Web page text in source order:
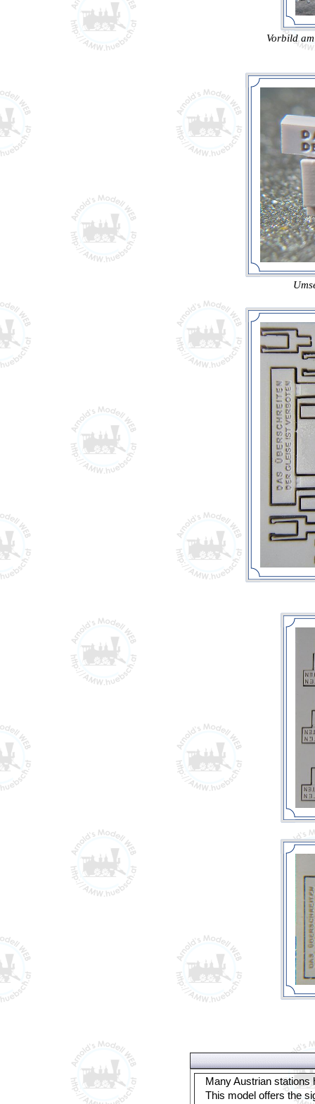
Vorbild
Many Austrian
This model offers the